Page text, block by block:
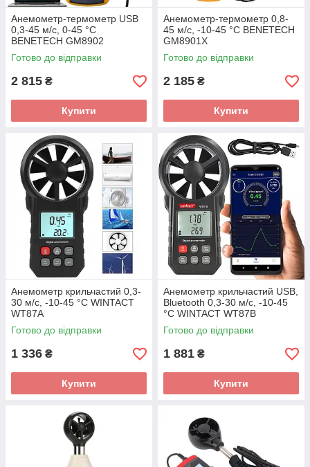
Анемометр-термометр USB
0,3-45 м/с, 0-45 °C
BENETECH GM8902
Готово до відправки
2 815 ₴
Купити
Анемометр-термометр 0,8-
45 м/с, -10-45 °C BENETECH
GM8901X
Готово до відправки
2 185 ₴
Купити
Анемометр крильчастий 0,3-
30 м/с, -10-45 °C WINTACT
WT87A
Готово до відправки
1 336 ₴
Купити
Анемометр крильчастий USB,
Bluetooth 0,3-30 м/с, -10-45
°C WINTACT WT87B
Готово до відправки
1 881 ₴
Купити